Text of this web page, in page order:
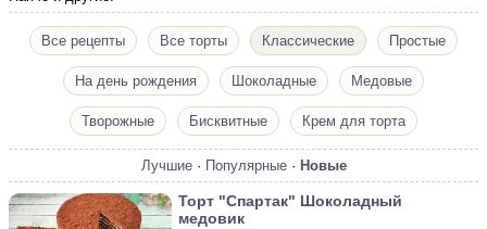
Все рецепты Все торты Классические Простые
На день рождения Шоколадные Медовые
Творожные Бисквитные Крем для торта
Лучшие · Популярные · Новые
Торт "Спартак" Шоколадный
медовик